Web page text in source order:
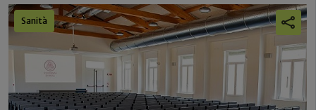
Sanità